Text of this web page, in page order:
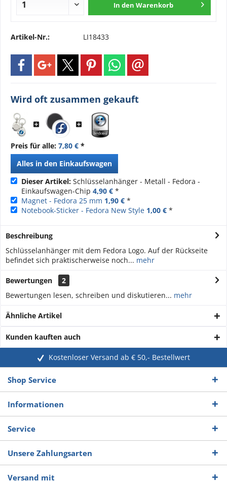
In den Warenkorb
Artikel-Nr.: LI18433
Wird oft zusammen gekauft
Preis für alle: 7,80 € *
Alles in den Einkaufswagen
Dieser Artikel: Schlüsselanhänger - Metall - Fedora -
Einkaufswagen-Chip 4,90 € *
Magnet - Fedora 25 mm 1,90 € *
Notebook-Sticker - Fedora New Style 1,00 € *
Beschreibung
Schlüsselanhänger mit dem Fedora Logo. Auf der Rückseite
befindet sich praktischerweise noch... mehr
Bewertungen
2
Bewertungen lesen, schreiben und diskutieren... mehr
Ähnliche Artikel
Kunden kauften auch
Kostenloser Versand ab € 50,- Bestellwert
Shop Service
Informationen
Service
Unsere Zahlungsarten
Versand mit